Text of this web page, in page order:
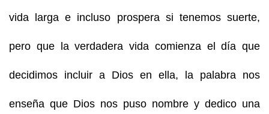
vida larga e incluso prospera si tenemos suerte,
pero que la verdadera vida comienza el día que
decidimos incluir a Dios en ella, la palabra nos
enseña que Dios nos puso nombre y dedico una